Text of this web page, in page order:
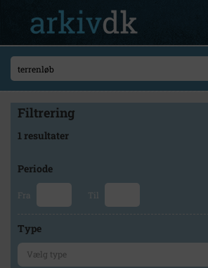
Filtrering
1 resultater
Periode
Fra Til
Type